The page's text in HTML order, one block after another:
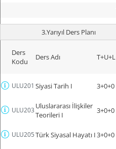
3.Yarıyıl Ders Planı
Ders
Kodu
Ders Adı T+U+L
ULU201 Siyasi Tarih I 3+0+0
ULU203 Uluslararası İlişkiler
Teorileri I
3+0+0
ULU205Türk Siyasal Hayatı I3+0+0